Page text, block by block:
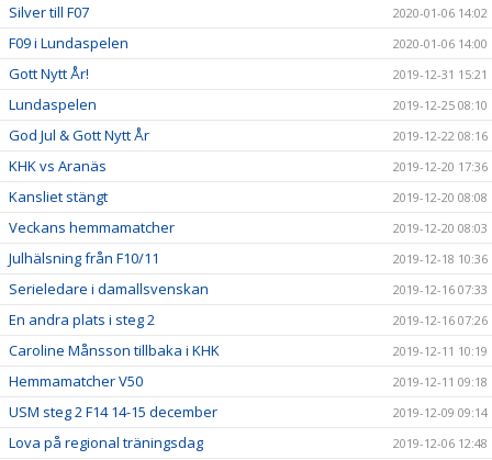
Silver till F07 2020-01-06 14:02
F09 i Lundaspelen 2020-01-06 14:00
Gott Nytt År! 2019-12-31 15:21
Lundaspelen 2019-12-25 08:10
God Jul & Gott Nytt År 2019-12-22 08:16
KHK vs Aranäs 2019-12-20 17:36
Kansliet stängt 2019-12-20 08:08
Veckans hemmamatcher 2019-12-20 08:03
Julhälsning från F10/11 2019-12-18 10:36
Serieledare i damallsvenskan 2019-12-16 07:33
En andra plats i steg 2 2019-12-16 07:26
Caroline Månsson tillbaka i KHK 2019-12-11 10:19
Hemmamatcher V50 2019-12-11 09:18
USM steg 2 F14 14-15 december 2019-12-09 09:14
Lova på regional träningsdag 2019-12-06 12:48